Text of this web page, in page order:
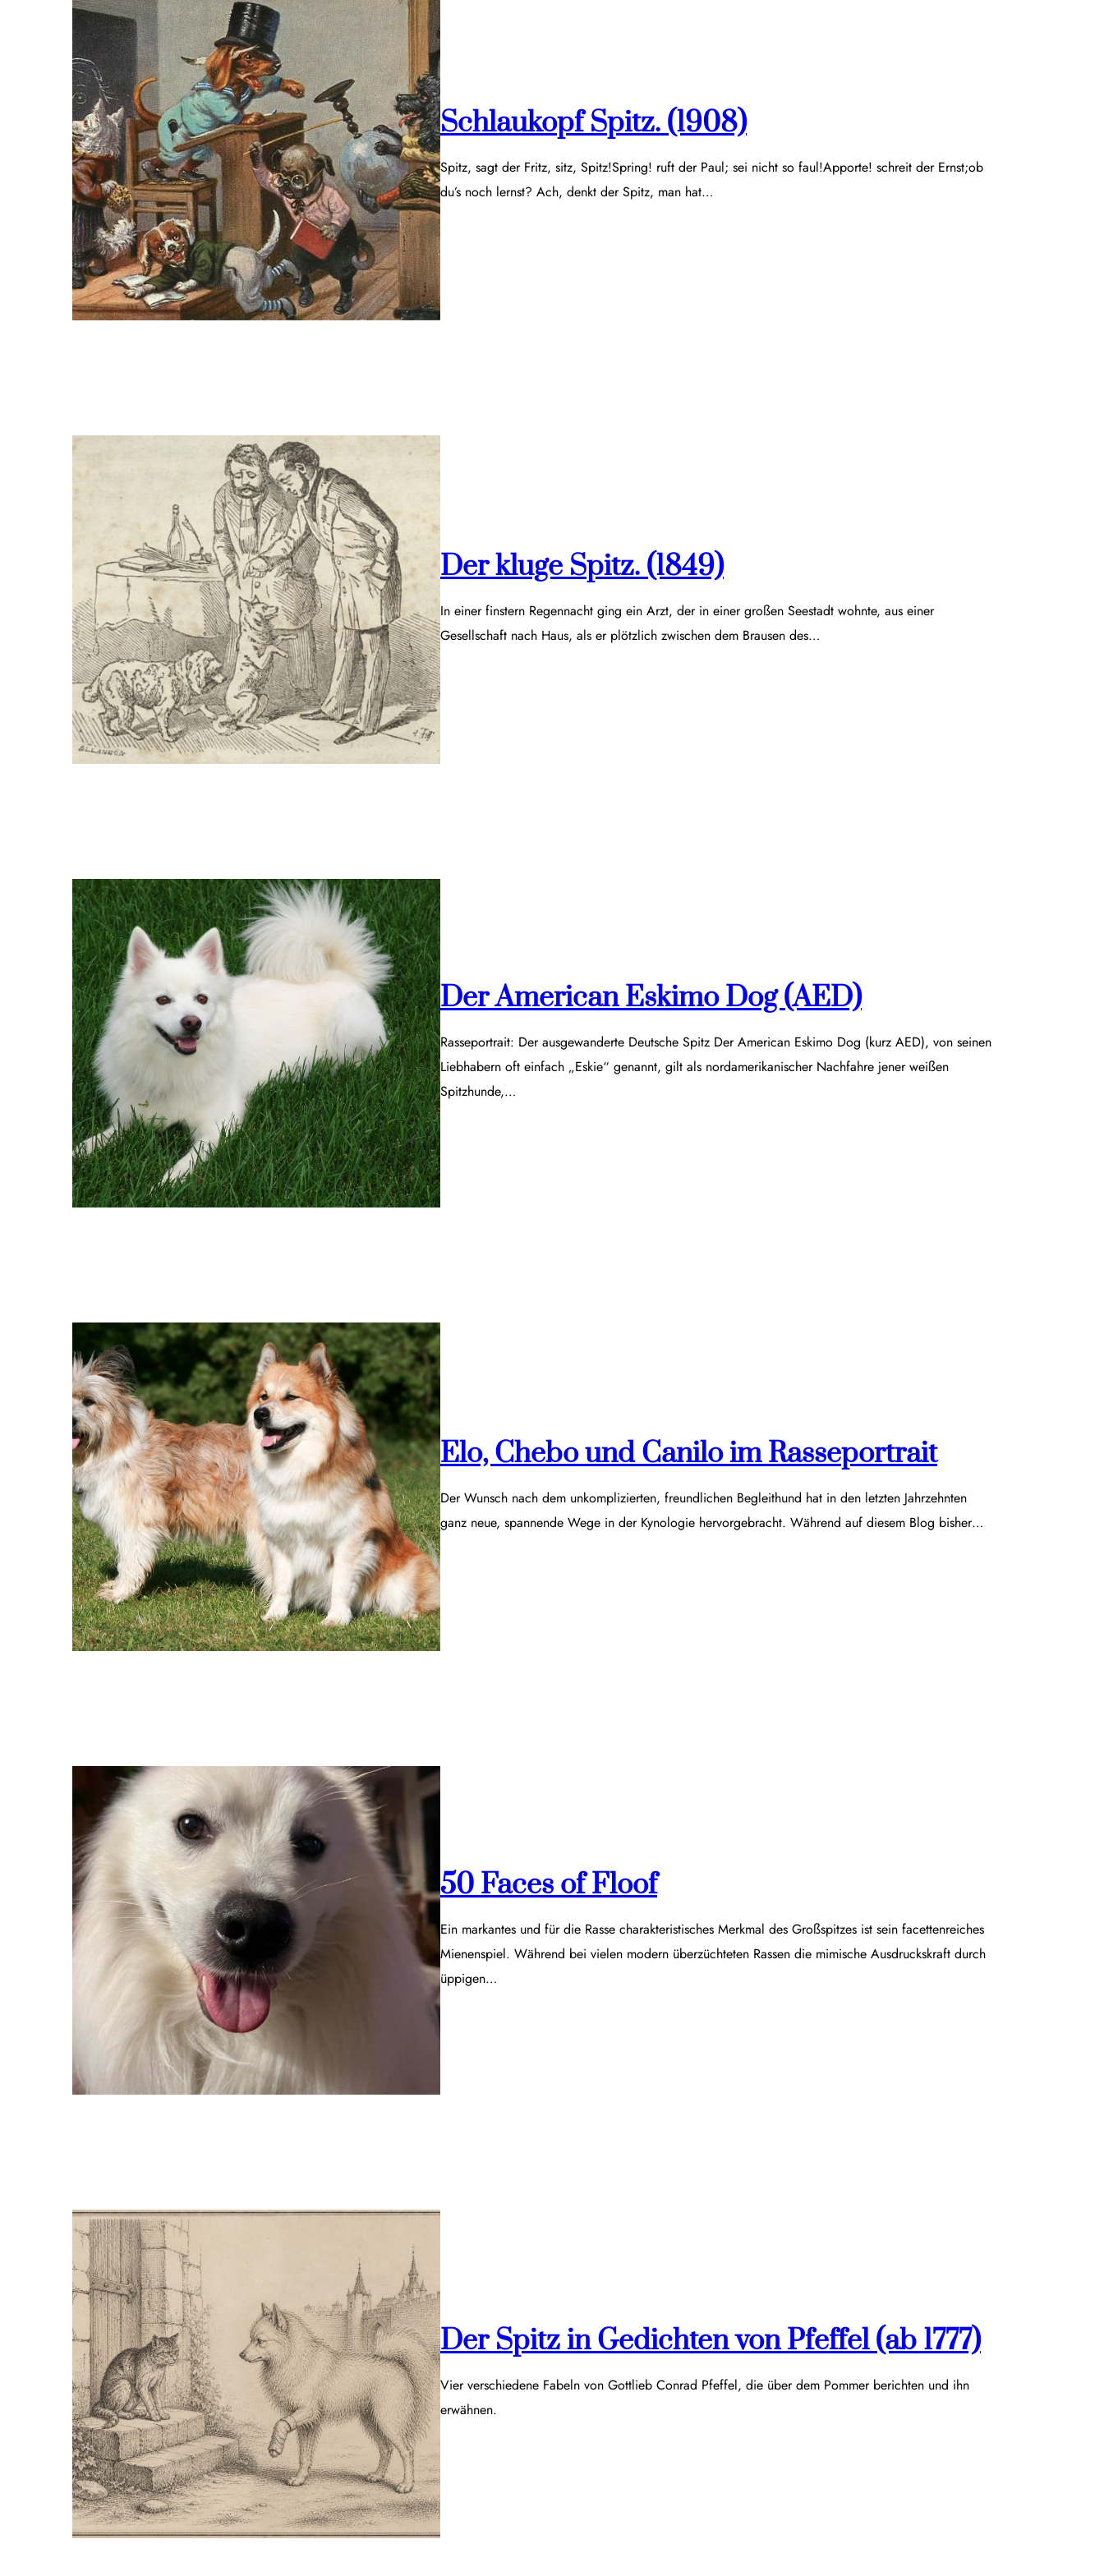
Schlaukopf Spitz. (1908)
Spitz, sagt der Fritz, sitz, Spitz!Spring! ruft der Paul; sei nicht so faul!Apporte! schreit der Ernst;ob
du’s noch lernst? Ach, denkt der Spitz, man hat…
Der kluge Spitz. (1849)
In einer finstern Regennacht ging ein Arzt, der in einer großen Seestadt wohnte, aus einer
Gesellschaft nach Haus, als er plötzlich zwischen dem Brausen des…
Der American Eskimo Dog (AED)
Rasseportrait: Der ausgewanderte Deutsche Spitz Der American Eskimo Dog (kurz AED), von seinen
Liebhabern oft einfach „Eskie“ genannt, gilt als nordamerikanischer Nachfahre jener weißen
Spitzhunde,…
Elo, Chebo und Canilo im Rasseportrait
Der Wunsch nach dem unkomplizierten, freundlichen Begleithund hat in den letzten Jahrzehnten
ganz neue, spannende Wege in der Kynologie hervorgebracht. Während auf diesem Blog bisher…
50 Faces of Floof
Ein markantes und für die Rasse charakteristisches Merkmal des Großspitzes ist sein facettenreiches
Mienenspiel. Während bei vielen modern überzüchteten Rassen die mimische Ausdruckskraft durch
üppigen…
Der Spitz in Gedichten von Pfeffel (ab 1777)
Vier verschiedene Fabeln von Gottlieb Conrad Pfeffel, die über dem Pommer berichten und ihn
erwähnen.